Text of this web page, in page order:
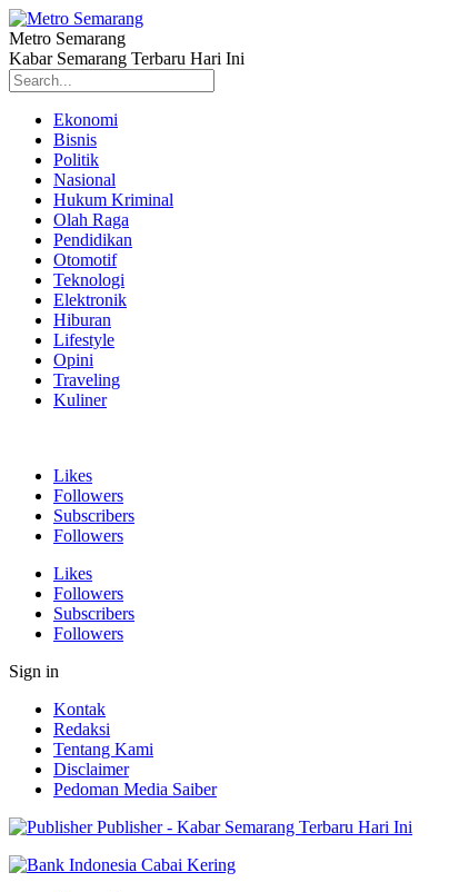
Metro Semarang
Kabar Semarang Terbaru Hari Ini
Ekonomi
Bisnis
Politik
Nasional
Hukum Kriminal
Olah Raga
Pendidikan
Otomotif
Teknologi
Elektronik
Hiburan
Lifestyle
Opini
Traveling
Kuliner
Likes
Followers
Subscribers
Followers
Likes
Followers
Subscribers
Followers
Sign in
Kontak
Redaksi
Tentang Kami
Disclaimer
Pedoman Media Saiber
Publisher - Kabar Semarang Terbaru Hari Ini